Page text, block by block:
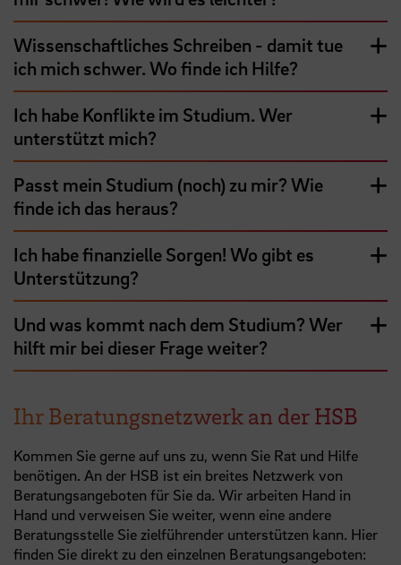
Wissenschaftliches Schreiben - damit tue
ich mich schwer. Wo finde ich Hilfe?
Ich habe Konflikte im Studium. Wer
unterstützt mich?
Passt mein Studium (noch) zu mir? Wie
finde ich das heraus?
Ich habe finanzielle Sorgen! Wo gibt es
Unterstützung?
Und was kommt nach dem Studium? Wer
hilft mir bei dieser Frage weiter?
Ihr Beratungsnetzwerk an der HSB
Kommen Sie gerne auf uns zu, wenn Sie Rat und Hilfe
benötigen. An der HSB ist ein breites Netzwerk von
Beratungsangeboten für Sie da. Wir arbeiten Hand in
Hand und verweisen Sie weiter, wenn eine andere
Beratungsstelle Sie zielführender unterstützen kann. Hier
finden Sie direkt zu den einzelnen Beratungsangeboten: